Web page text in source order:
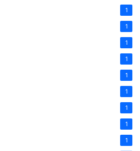
1
1
1
1
1
1
1
1
1